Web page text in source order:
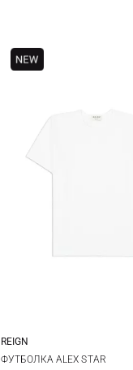
L
REIGN
ФУТБОЛКА ALEX STAR